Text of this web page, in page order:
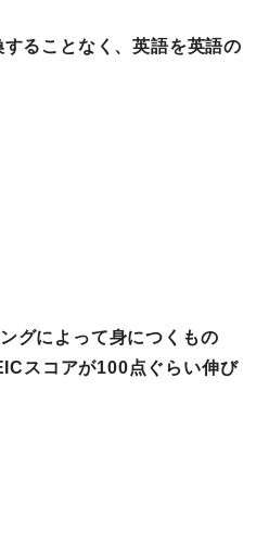
ることなく、英語を英語の
グによって身につくもの
スコアが100点ぐらい伸び